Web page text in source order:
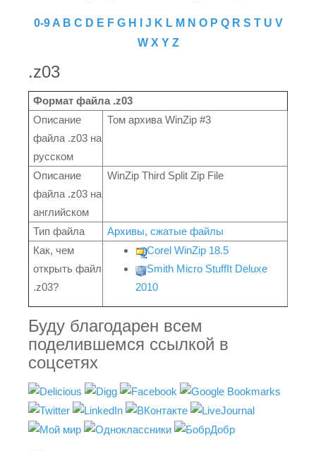
0-9 A B C D E F G H J K L M N O P Q R S T U V
W X Y Z
.z03
Формат файла .z03
Описание
файла .z03 на
русском
Том архива WinZip #3
Описание
файла .z03 на
английском
WinZip Third Split Zip File
Тип файла
Архивы, сжатые файлы
Как, чем
открыть файл
.z03?
Corel WinZip 18.5
Smith Micro StuffIt Deluxe
2010
Буду благодарен всем
поделившемся ссылкой в
соцсетях